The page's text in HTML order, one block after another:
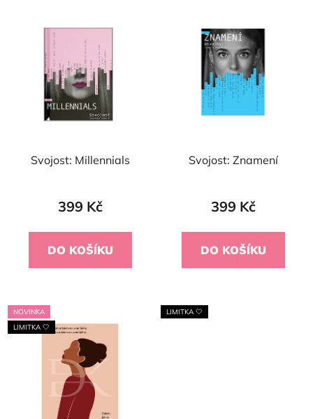
Svojost: Millennials
399 Kč
DO KOŠÍKU
Svojost: Znamení
399 Kč
DO KOŠÍKU
NOVINKA
LIMITKA 🤍
LIMITKA 🤍